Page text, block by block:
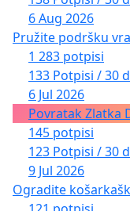
6 Aug 2026
Pružite podršku
1 283 potpisi
133 Potpisi / 30
6 Jul 2026
Povratak Zlatka
145 potpisi
123 Potpisi / 30
9 Jul 2026
Ogradite